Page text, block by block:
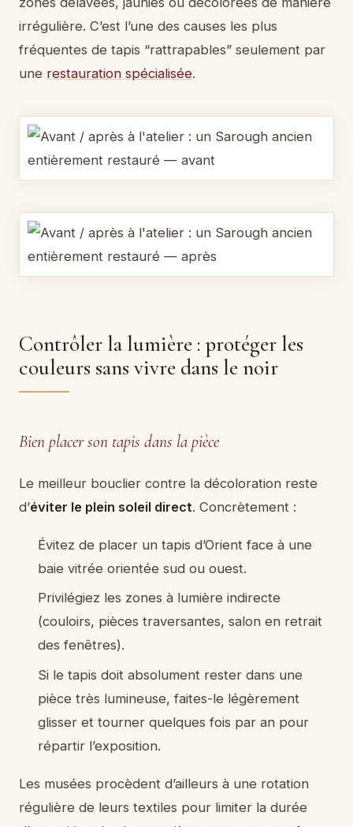
irrégulière. C’est l’une des causes les plus
fréquentes de tapis “rattrapables” seulement par
une restauration spécialisée.
Contrôler la lumière : protéger les
couleurs sans vivre dans le noir
Bien placer son tapis dans la pièce
Le meilleur bouclier contre la décoloration reste
d’éviter le plein soleil direct. Concrètement :
Évitez de placer un tapis d’Orient face à une
baie vitrée orientée sud ou ouest.
Privilégiez les zones à lumière indirecte
(couloirs, pièces traversantes, salon en retrait
des fenêtres).
Si le tapis doit absolument rester dans une
pièce très lumineuse, faites-le légèrement
glisser et tourner quelques fois par an pour
répartir l’exposition.
Les musées procèdent d’ailleurs à une rotation
régulière de leurs textiles pour limiter la durée